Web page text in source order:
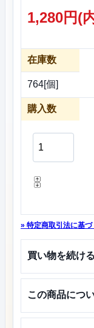
1,280円(
在庫数
764[個]
購入数
» 特定商取引法に基
買い物を続ける
この商品につ